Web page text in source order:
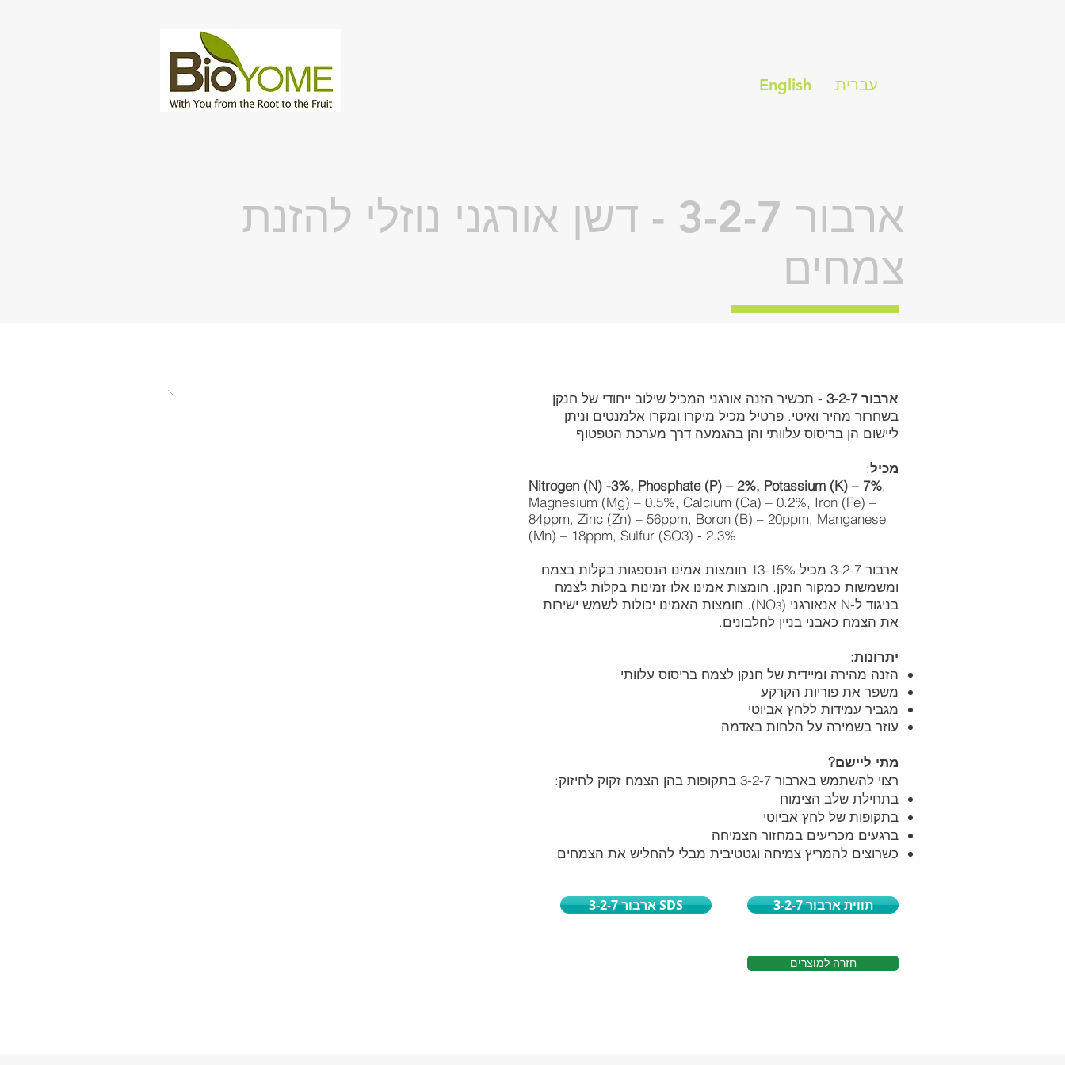
English עברית
ארבור 3-2-7 - דשן אורגני נוזלי להזנת
צמחים
ארבור 3-2-7
​ - תכשיר הזנה אורגני המכיל שילוב ייחודי של חנקן
בשחרור מהיר ואיטי. פרטיל מכיל מיקרו ומקרו אלמנטים וניתן
ליישום הן בריסוס עלוותי והן בהגמעה דרך מערכת הטפטוף
מכיל:
Nitrogen (N) -3%, Phosphate (P) – 2%, Potassium (K) – 7%,
Magnesium (Mg) – 0.5%, Calcium (Ca) – 0.2%, Iron (Fe) –
84ppm, Zinc (Zn) – 56ppm, Boron (B) – 20ppm, Manganese
(Mn) – 18ppm, Sulfur (SO3) - 2.3%
ארבור 3-2-7 מכיל 13-15% חומצות אמינו הנספגות בקלות בצמח
ומשמשות כמקור חנקן. חומצות אמינו אלו זמינות בקלות לצמח
בניגוד ל-N אנאורגני (NO
3
). חומצות האמינו יכולות לשמש ישירות
את הצמח כאבני בניין לחלבונים.
יתרונות:
הזנה מהירה ומיידית של חנקן לצמח בריסוס עלוותי
משפר את פוריות הקרקע
מגביר עמידות ללחץ אביוטי
עוזר בשמירה על הלחות באדמה
מתי ליישם?
רצוי להשתמש בארבור 3-2-7 בתקופות בהן הצמח זקוק לחיזוק:
בתחילת שלב הצימוח
בתקופות של לחץ אביוטי
ברגעים מכריעים במחזור הצמיחה
כשרוצים להמריץ צמיחה וגטטיבית מבלי להחליש את הצמחים
תווית ארבור 3-2-7 ארבור 3-2-7 SDS
חזרה למוצרים